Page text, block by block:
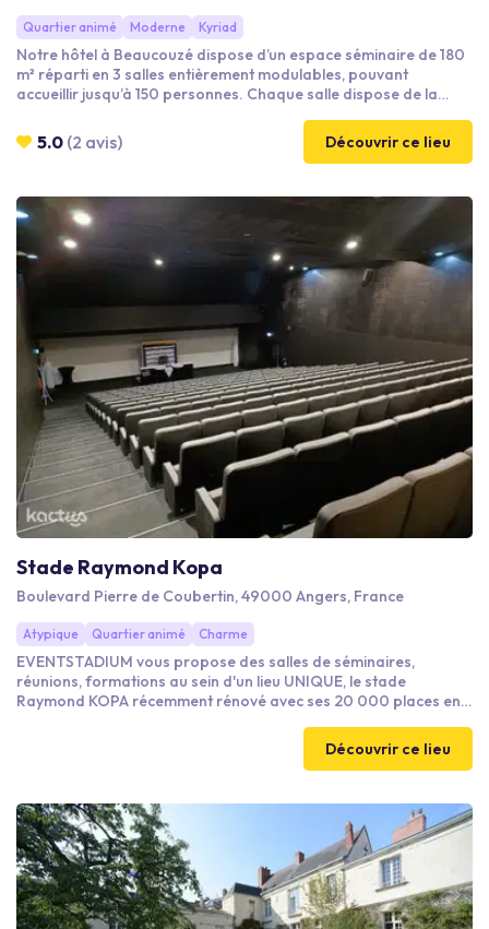
Quartier animé Moderne Kyriad
Notre hôtel à Beaucouzé dispose d’un espace séminaire de 180
m² réparti en 3 salles entièrement modulables, pouvant
accueillir jusqu’à 150 personnes. Chaque salle dispose de la
système de vidéoprojection, et d’une sonorisation performante
et adaptée à tout type de réunion. Nous pouvons également
d’enregistrement vidéo.
5.0 (2 avis) Découvrir ce lieu
Stade Raymond Kopa
Boulevard Pierre de Coubertin, 49000 Angers, France
Atypique Quartier animé Charme
EVENTSTADIUM vous propose des salles de séminaires,
réunions, formations au sein d'un lieu UNIQUE, le stade
Raymond KOPA récemment rénové avec ses 20 000 places en
sncf. Découvrez des espaces élégants, chics, simples,
fonctionnels pour tous les budgets et pouvant accueillir jusqu'à
restauration à table, cocktail, petit déjeuner avec notre chef.
Découvrir ce lieu